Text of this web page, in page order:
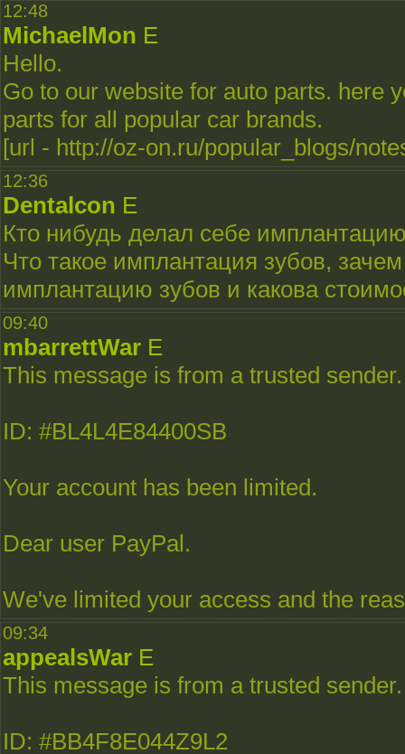
12:48
MichaelMon E
Hello.
Go to our website for auto parts. here
parts for all popular car brands.
[url - http://oz-on.ru/popular_blogs/
12:36
Dentalcon E
Кто нибудь делал себе
Что такое имплантация зубов,
имплантацию зубов и какова
09:40
mbarrettWar E
This message is from a trusted sender.
ID: #BL4L4E84400SB
Your account has been limited.
Dear user PayPal.
We've limited your access and the
09:34
appealsWar E
This message is from a trusted sender.
ID: #BB4F8E044Z9L2